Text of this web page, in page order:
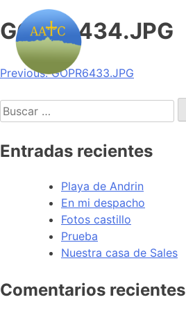
GOPR6434.JPG
Navegación
de
entradas
Previous: GOPR6433.JPG
Buscar:
Entradas recientes
Playa de Andrin
En mi despacho
Fotos castillo
Prueba
Nuestra casa de Sales
Comentarios recientes